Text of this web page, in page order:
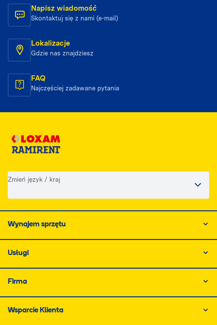
Napisz wiadomość
Skontaktuj się z nami (e-mail)
Lokalizacje
Gdzie nas znajdziesz
FAQ
Najczęściej zadawane pytania
Zmień język / kraj
Wynajem sprzętu
Usługi
Firma
Wsparcie Klienta